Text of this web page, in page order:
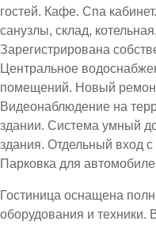
гостей. Кафе. Спа
санузлы, склад,
Зарегистрирована
Центральное
помещений. Новый
Видеонаблюдение на
здании. Система умный
здания. Отдельный вход
Парковка для
Гостиница оснащена
оборудования и техники.